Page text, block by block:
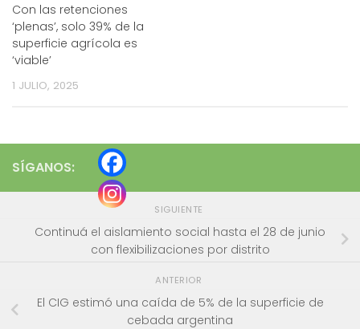
Con las retenciones
‘plenas’, solo 39% de la
superficie agrícola es
‘viable’
1 JULIO, 2025
SÍGANOS:
SIGUIENTE
Continuá el aislamiento social hasta el 28 de junio
con flexibilizaciones por distrito
ANTERIOR
El CIG estimó una caída de 5% de la superficie de
cebada argentina